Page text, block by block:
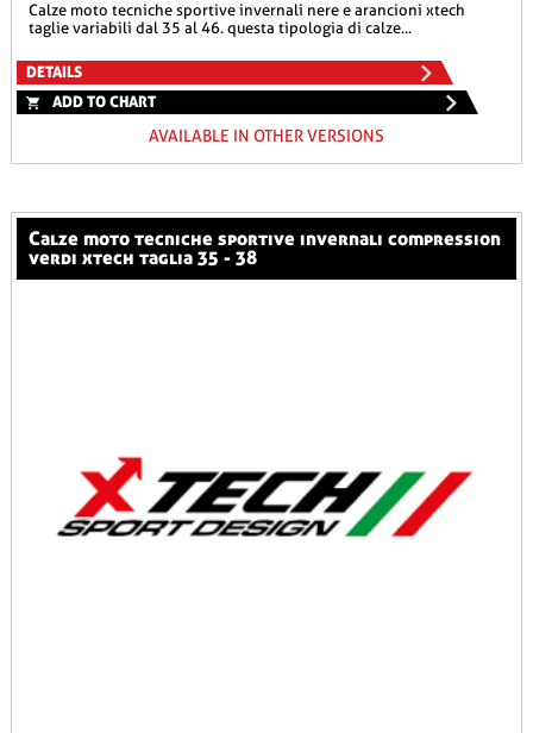
calze moto tecniche sportive invernali nere e arancioni xtech
taglie variabili dal 35 al 46. questa tipologia di calze...
DETAILS
ADD TO CHART
AVAILABLE IN OTHER VERSIONS
calze moto tecniche sportive invernali compression
verdi xtech taglia 35 - 38